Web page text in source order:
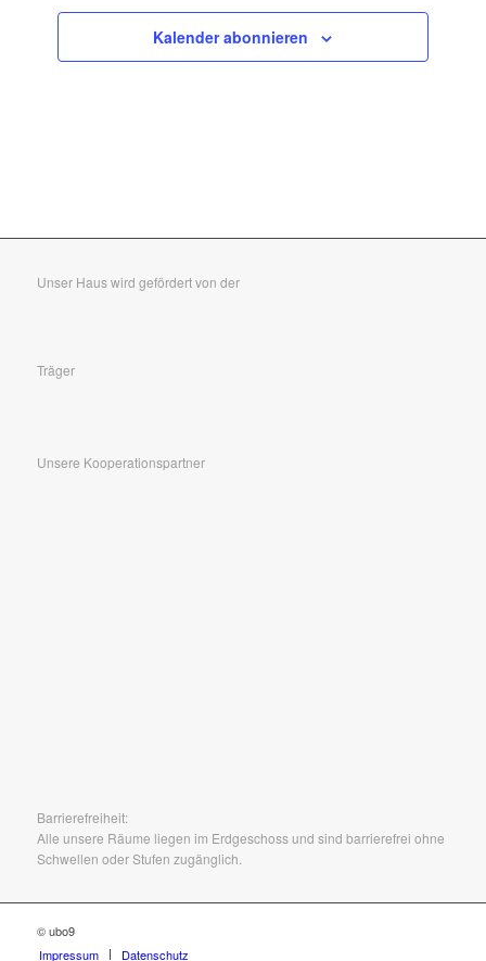
Kalender abonnieren
Unser Haus wird gefördert von der
Träger
Unsere Kooperationspartner
Barrierefreiheit:
Alle unsere Räume liegen im Erdgeschoss und sind barrierefrei ohne
Schwellen oder Stufen zugänglich.
© ubo9
Impressum
Datenschutz